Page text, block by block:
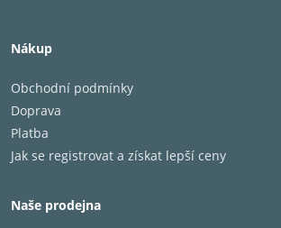
Nákup
Obchodní podmínky
Doprava
Platba
Jak se registrovat a získat lepší ceny
Naše prodejna